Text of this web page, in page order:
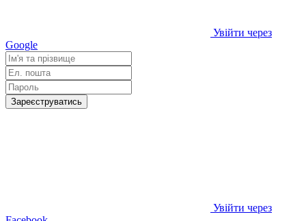
Увійти через
Google
Зареєструватись
Увійти через